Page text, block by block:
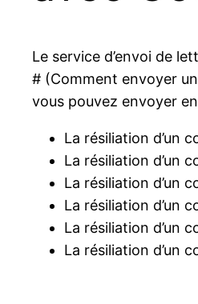
Le service d’envoi de
# (Comment envoyer
vous pouvez envoyer
La résiliation d’un
La résiliation d’un
La résiliation d’un
La résiliation d’un
La résiliation d’un
La résiliation d’un